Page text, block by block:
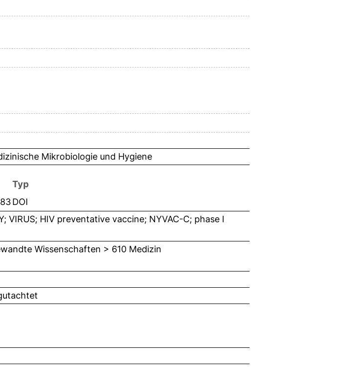
Mikrobiologie und Hygiene
Typ
DOI
VIRUS; HIV preventative vaccine; NYVAC-C; phase I
Wissenschaften > 610 Medizin